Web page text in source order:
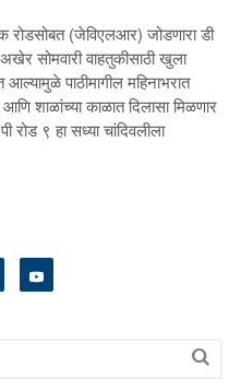
रोडसोबत (जेविएलआर) जोडणारा डी
सोमवारी वाहतुकीसाठी खुला
पाठीमागील महिनाभरात
शाळांच्या काळात दिलासा मिळणार
९ हा सध्या चांदिवलीला